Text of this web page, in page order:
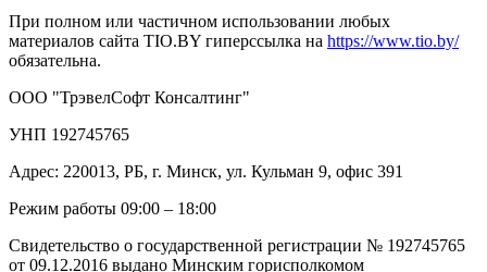
При полном или частичном использовании любых
материалов сайта TIO.BY гиперссылка на https://www.tio.by/
обязательна.
ООО "ТрэвелСофт Консалтинг"
УНП 192745765
Адрес: 220013, РБ, г. Минск, ул. Кульман 9, офис 391
Режим работы 09:00 – 18:00
Свидетельство о государственной регистрации № 192745765
от 09.12.2016 выдано Минским горисполкомом